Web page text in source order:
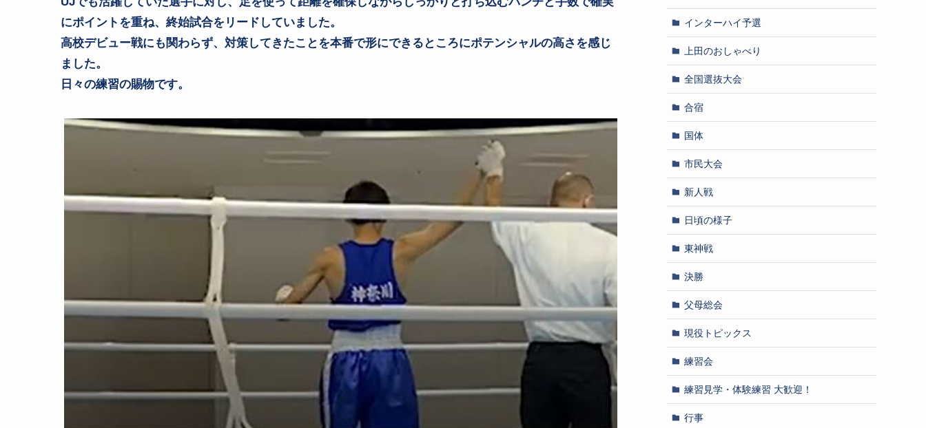
にポイントを重ね、終始試合をリードしていました。
高校デビュー戦にも関わらず、対策してきたことを本番で形にできるところにポテンシャルの高さを感じ
ました。
日々の練習の賜物です。
インターハイ予選
上田のおしゃべり
全国選抜大会
合宿
国体
市民大会
新人戦
日頃の様子
東神戦
決勝
父母総会
現役トピックス
練習会
練習見学・体験練習 大歓迎！
行事